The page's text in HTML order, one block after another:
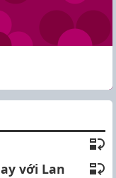
với Lan